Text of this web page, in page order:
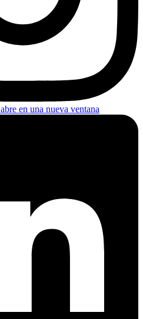
en una nueva ventana